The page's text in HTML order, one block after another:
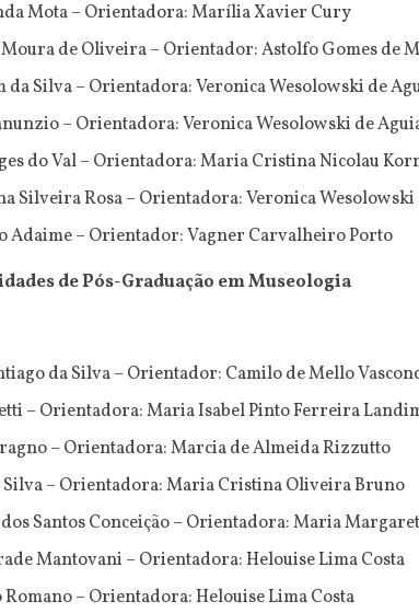
Mota – Orientadora: Marília Xavier Cury
Moura de Oliveira – Orientador: Astolfo Gomes de
da Silva – Orientadora: Veronica Wesolowski de
– Orientadora: Veronica Wesolowski de
do Val – Orientadora: Maria Cristina Nicolau
Silveira Rosa – Orientadora: Veronica Wesolowski
Adaime – Orientador: Vagner Carvalheiro Porto
de Pós-Graduação em Museologia
da Silva – Orientador: Camilo de Mello
– Orientadora: Maria Isabel Pinto Ferreira
– Orientadora: Marcia de Almeida Rizzutto
Silva – Orientadora: Maria Cristina Oliveira Bruno
Santos Conceição – Orientadora: Maria
Mantovani – Orientadora: Helouise Lima Costa
– Orientadora: Helouise Lima Costa